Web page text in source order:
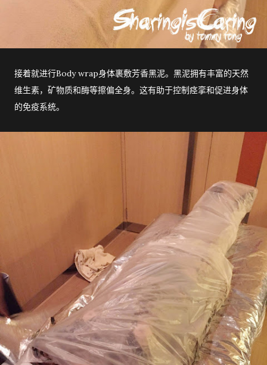
接着就进行Body wrap身体裹敷芳香黑泥。黑泥拥有丰富的天然
维生素，矿物质和酶等擦偏全身。这有助于控制痉挛和促进身体
的免疫系统。